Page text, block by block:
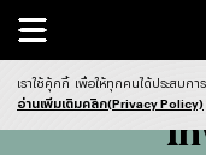
- ก +
เราใช้คุ้กกี้ เพื่อให้ทุกคนได้ประสบก
อ่านเพิ่มเติมคลิก(Privacy Policy)